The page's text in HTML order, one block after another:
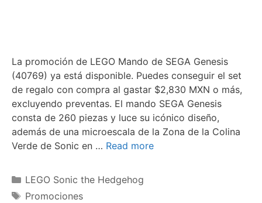
La promoción de LEGO Mando de SEGA Genesis
(40769) ya está disponible. Puedes conseguir el set
de regalo con compra al gastar $2,830 MXN o más,
excluyendo preventas. El mando SEGA Genesis
consta de 260 piezas y luce su icónico diseño,
además de una microescala de la Zona de la Colina
Verde de Sonic en … Read more
Categories
LEGO Sonic the Hedgehog
Tags
Promociones